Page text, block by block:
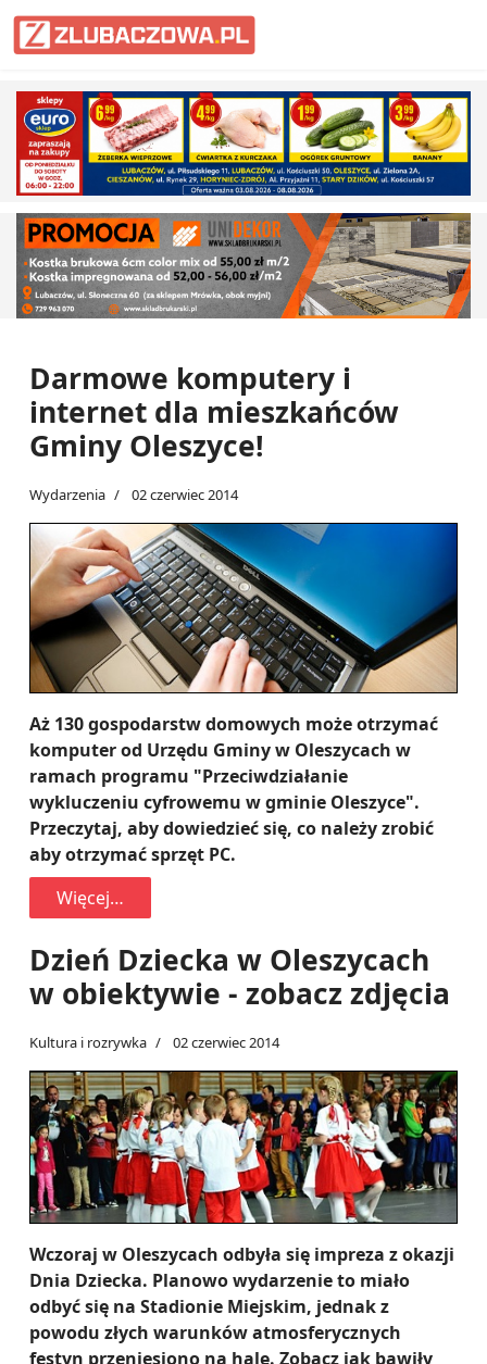
Informacje Lubaczów, powiat
Darmowe komputery i
internet dla mieszkańców
Gminy Oleszyce!
Wydarzenia 02 czerwiec 2014
Aż 130 gospodarstw domowych może otrzymać
komputer od Urzędu Gminy w Oleszycach w
ramach programu "Przeciwdziałanie
wykluczeniu cyfrowemu w gminie Oleszyce".
Przeczytaj, aby dowiedzieć się, co należy zrobić
aby otrzymać sprzęt PC.
Więcej…
Dzień Dziecka w Oleszycach
w obiektywie - zobacz zdjęcia
Kultura i rozrywka 02 czerwiec 2014
Wczoraj w Oleszycach odbyła się impreza z okazji
Dnia Dziecka. Planowo wydarzenie to miało
odbyć się na Stadionie Miejskim, jednak z
powodu złych warunków atmosferycznych
festyn przeniesiono na halę. Zobacz jak bawiły